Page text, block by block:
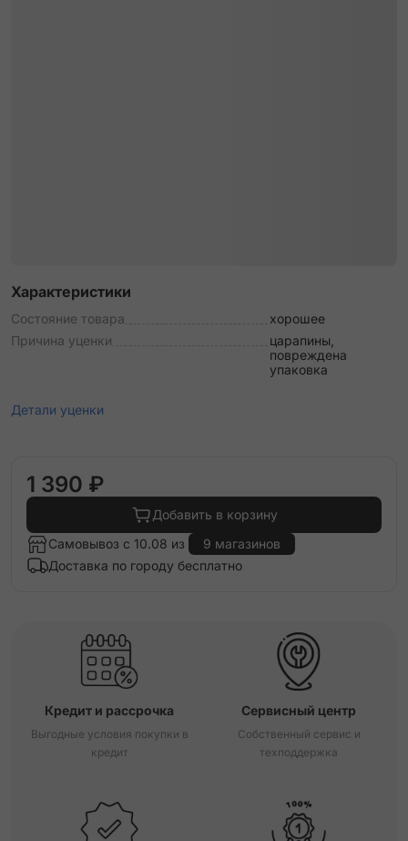
Характеристики
Состояние товара
хорошее
Причина уценки
царапины,
повреждена
упаковка
Детали уценки
1 390 ₽
Добавить в корзину
Самовывоз с 10.08 из
9 магазинов
Доставка по городу бесплатно
Кредит и рассрочка
Выгодные условия покупки в
кредит
Сервисный центр
Собственный сервис и
техподдержка